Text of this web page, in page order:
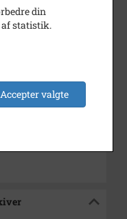
2050)
(1000-2050)
din
statistik.
Accepter valgte